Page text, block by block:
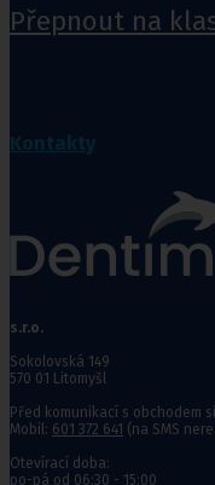
Přepnout na
s.r.o.
Sokolovská 149
570 01 Litomyšl
Před komunikací s obchodem
Mobil: 601 372 641 (na SMS
Otevírací doba:
po-pá od 06:30 - 15:00